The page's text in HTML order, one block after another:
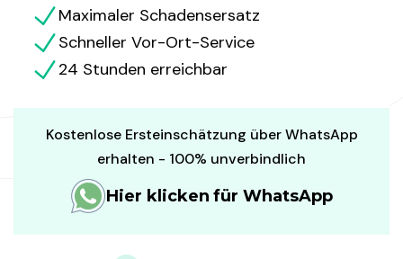
Maximaler Schadensersatz
Schneller Vor-Ort-Service
24 Stunden erreichbar
Kostenlose Ersteinschätzung über WhatsApp
erhalten - 100% unverbindlich
Hier klicken für WhatsApp